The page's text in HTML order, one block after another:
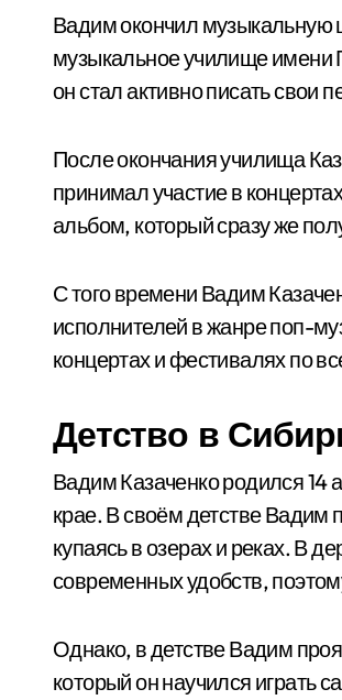
Вадим окончил музыкальную
музыкальное училище имени
он стал активно писать свои
После окончания училища
принимал участие в
альбом, который сразу же
С того времени Вадим
исполнителей в жанре поп-
концертах и фестивалях по
Детство в
Вадим Казаченко родился 14
крае. В своём детстве Вадим
купаясь в озерах и реках. В
современных удобств,
Однако, в детстве Вадим
который он научился играть